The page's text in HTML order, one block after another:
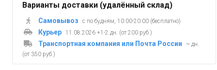
Варианты доставки (удалённый склад)
Самовывоз с по будням, 10:00-20:00 (бесплатно)
Курьер 11.08.2026 +1-2 дн. (от 200 руб.)
Транспортная компания или Почта России
~ дн.
(от 350 руб.)